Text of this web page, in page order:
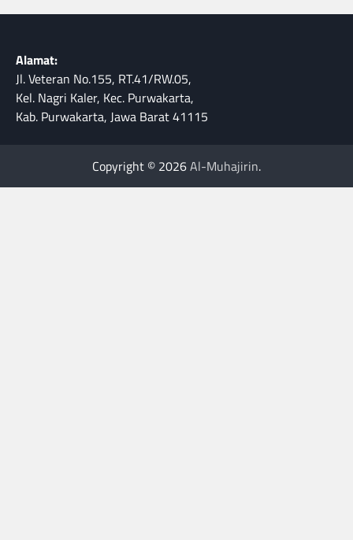
Alamat:
Jl. Veteran No.155, RT.41/RW.05,
Kel. Nagri Kaler, Kec. Purwakarta,
Kab. Purwakarta, Jawa Barat 41115
Copyright © 2026Al-Muhajirin.